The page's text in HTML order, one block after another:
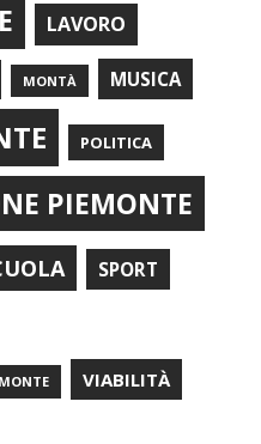
LAVORO
MONTÀ MUSICA
POLITICA
PIEMONTE
SPORT
VIABILITÀ